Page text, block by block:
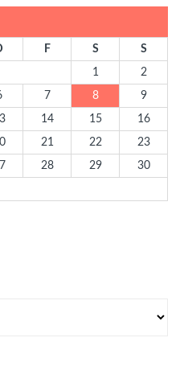
F S S
1 2
7 8 9
14 15 16
21 22 23
28 29 30